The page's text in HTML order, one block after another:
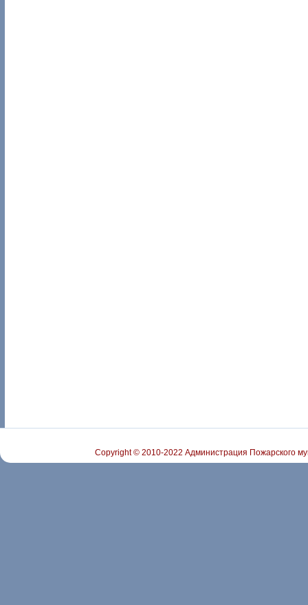
Copyright © 2010-2022 Администрация Пожарского